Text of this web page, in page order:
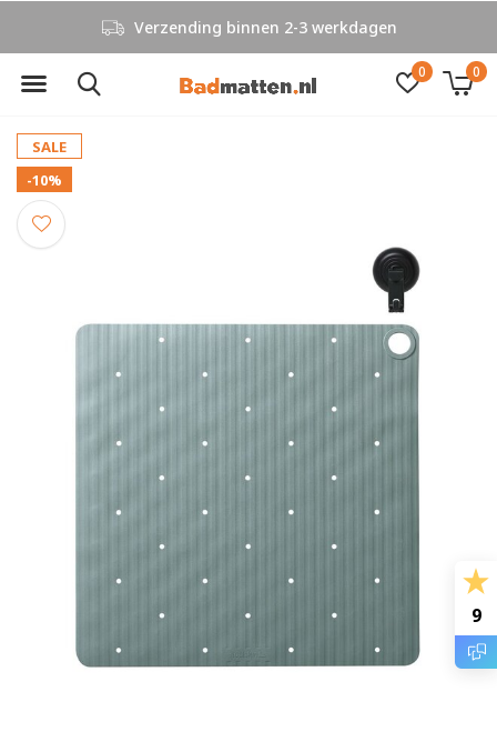
0 0
Verzending binnen 2-3 werkdagen
SALE
-10%
9